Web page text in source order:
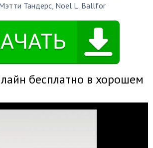
Тандерс, Noel L. Ballfor
бесплатно в хорошем